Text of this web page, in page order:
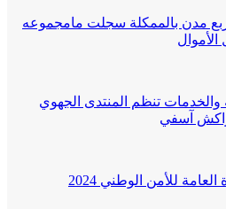
مدن بالممكلة سجلت مامجموعه
والخدمات تنظم المنتدى الجهوي
آسفي
للأمن الوطني 2024